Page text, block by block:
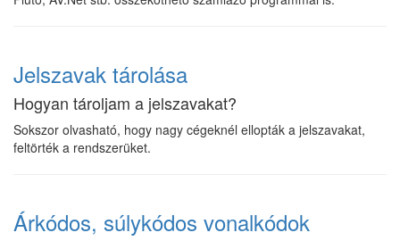
Jelszavak tárolása
Hogyan tároljam a jelszavakat?
Sokszor olvasható, hogy nagy cégeknél ellopták a jelszavakat,
feltörték a rendszerüket.
Árkódos, súlykódos vonalkódok